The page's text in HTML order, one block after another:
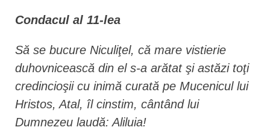
Condacul al 11-lea
Să se bucure Niculiţel, că mare vistierie
duhovnicească din el s-a arătat şi astăzi toţi
credincioşii cu inimă curată pe Mucenicul lui
Hristos, Atal, îl cinstim, cântând lui
Dumnezeu laudă: Aliluia!